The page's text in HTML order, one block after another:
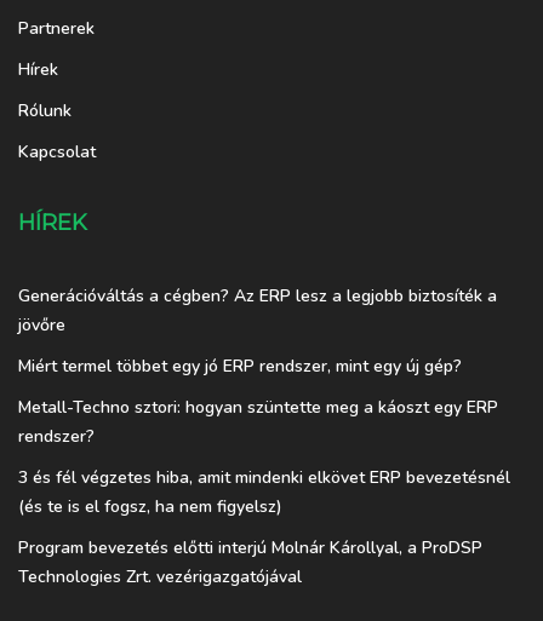
Partnerek
Hírek
Rólunk
Kapcsolat
HÍREK
Generációváltás a cégben? Az ERP lesz a legjobb biztosíték a
jövőre
Miért termel többet egy jó ERP rendszer, mint egy új gép?
Metall-Techno sztori: hogyan szüntette meg a káoszt egy ERP
rendszer?
3 és fél végzetes hiba, amit mindenki elkövet ERP bevezetésnél
(és te is el fogsz, ha nem figyelsz)
Program bevezetés előtti interjú Molnár Károllyal, a ProDSP
Technologies Zrt. vezérigazgatójával